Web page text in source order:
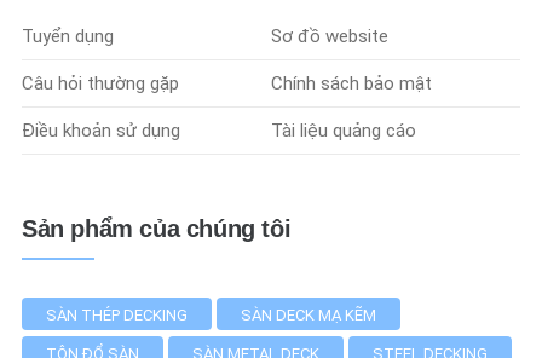
Tuyển dụng Sơ đồ website
Câu hỏi thường gặp Chính sách bảo mật
Điều khoản sử dụng Tài liệu quảng cáo
Sản phẩm của chúng tôi
SÀN THÉP DECKING SÀN DECK MẠ KẼM
TÔN ĐỔ SÀN SÀN METAL DECK STEEL DECKING